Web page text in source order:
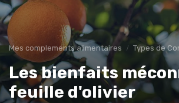
Mes complements alimentaires Types de
Les bienfaits
feuille d'olivier